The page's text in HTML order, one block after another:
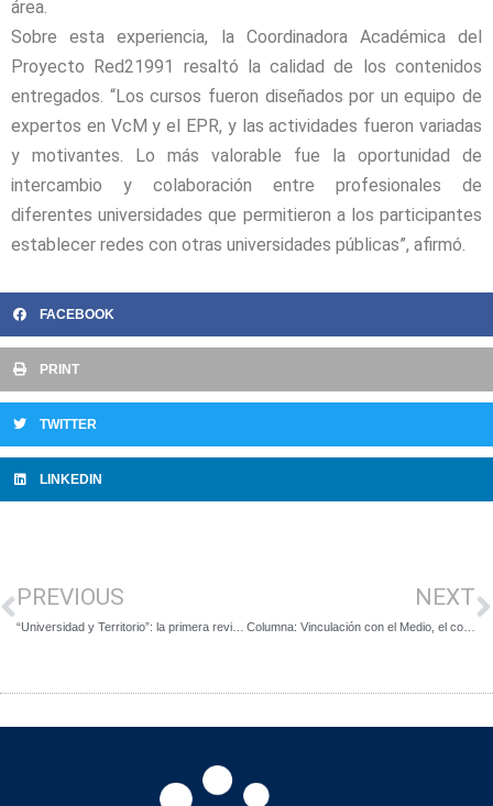
área.
Sobre esta experiencia, la Coordinadora Académica del
Proyecto Red21991 resaltó la calidad de los contenidos
entregados. “Los cursos fueron diseñados por un equipo de
expertos en VcM y el EPR, y las actividades fueron variadas
y motivantes. Lo más valorable fue la oportunidad de
intercambio y colaboración entre profesionales de
diferentes universidades que permitieron a los participantes
establecer redes con otras universidades públicas”, afirmó.
FACEBOOK
PRINT
TWITTER
LINKEDIN
PREVIOUS NEXT
Columna: Vinculación con el Medio, el comienzo de una cultura de colaboración interuniversitaria